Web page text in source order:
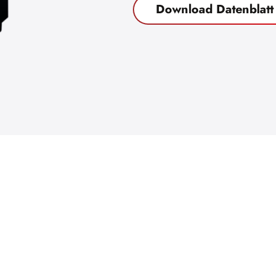
Download Datenblatt